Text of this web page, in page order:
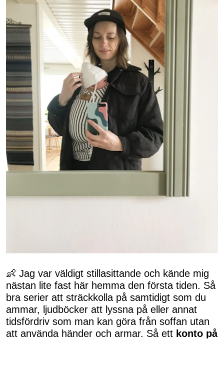
👶 Jag var väldigt stillasittande och kände mig
nästan lite fast här hemma den första tiden. Så
bra serier att sträckkolla på samtidigt som du
ammar, ljudböcker att lyssna på eller annat
tidsfördriv som man kan göra från soffan utan
att använda händer och armar. Så ett konto på